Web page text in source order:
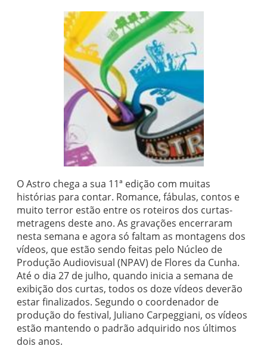
O Astro chega a sua 11ª edição com muitas
histórias para contar. Romance, fábulas, contos e
muito terror estão entre os roteiros dos curtas-
metragens deste ano. As gravações encerraram
nesta semana e agora só faltam as montagens dos
vídeos, que estão sendo feitas pelo Núcleo de
Produção Audiovisual (NPAV) de Flores da Cunha.
Até o dia 27 de julho, quando inicia a semana de
exibição dos curtas, todos os doze vídeos deverão
estar finalizados. Segundo o coordenador de
produção do festival, Juliano Carpeggiani, os vídeos
estão mantendo o padrão adquirido nos últimos
dois anos.